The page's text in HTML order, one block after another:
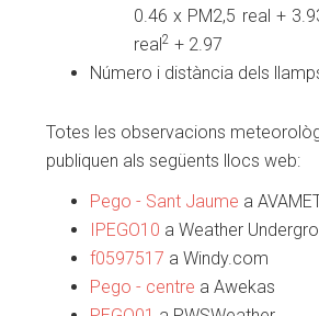
0.46 x PM2,5 real +
real 2 + 2.97
Número i distància dels
Totes les observacions
publiquen als següents llocs web:
Pego - Sant Jaume a
IPEGO10 a Weather
f0597517 a Windy.com
Pego - centre a Awekas